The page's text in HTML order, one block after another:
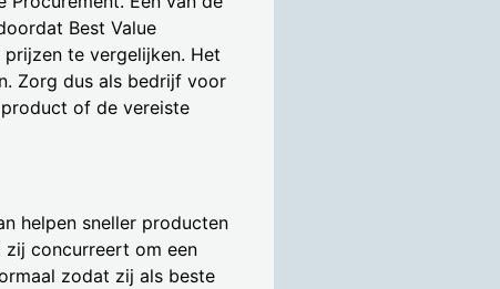
Best Value
te vergelijken. Het
Zorg dus als bedrijf voor
of de vereiste
helpen sneller producten
zij concurreert om een
zodat zij als beste